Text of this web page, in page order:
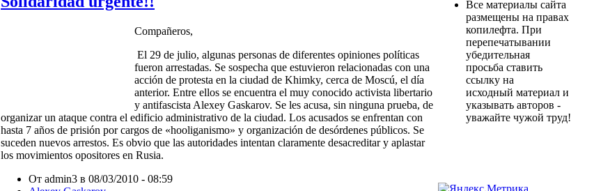
Compañeros,
El 29 de julio, algunas personas de diferentes opiniones políticas
fueron arrestadas. Se sospecha que estuvieron relacionadas con una
acción de protesta en la ciudad de Khimky, cerca de Moscú, el día
anterior. Entre ellos se encuentra el muy conocido activista libertario
y antifascista Alexey Gaskarov. Se les acusa, sin ninguna prueba, de
organizar un ataque contra el edificio administrativo de la ciudad. Los acusados se enfrentan con
hasta 7 años de prisión por cargos de «hooliganismo» y organización de desórdenes públicos. Se
suceden nuevos arrestos. Es obvio que las autoridades intentan claramente desacreditar y aplastar
los movimientos opositores en Rusia.
От admin3 в 08/03/2010 - 08:59
Все материалы сайта
размещены на правах
копилефта. При
перепечатывании
убедительная
просьба ставить
ссылку на
исходный материал и
указывать авторов -
уважайте чужой труд!